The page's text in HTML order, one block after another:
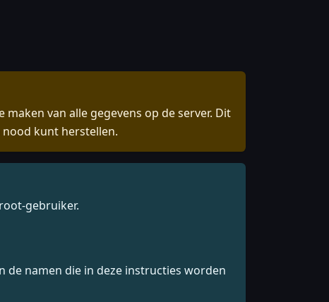
van alle gegevens op de server. Dit
kunt herstellen.
gebruiker.
de namen die in deze instructies worden